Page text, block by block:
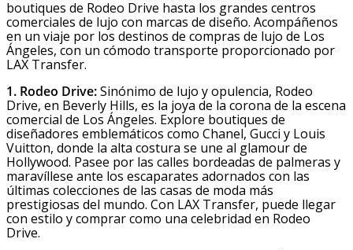
boutiques de Rodeo Drive hasta los grandes centros
comerciales de lujo con marcas de diseño. Acompáñenos
en un viaje por los destinos de compras de lujo de Los
Ángeles, con un cómodo transporte proporcionado por
LAX Transfer.
1. Rodeo Drive:Sinónimo de lujo y opulencia, Rodeo
Drive, en Beverly Hills, es la joya de la corona de la escena
comercial de Los Ángeles. Explore boutiques de
diseñadores emblemáticos como Chanel, Gucci y Louis
Vuitton, donde la alta costura se une al glamour de
Hollywood. Pasee por las calles bordeadas de palmeras y
maravíllese ante los escaparates adornados con las
últimas colecciones de las casas de moda más
prestigiosas del mundo. Con LAX Transfer, puede llegar
con estilo y comprar como una celebridad en Rodeo
Drive.